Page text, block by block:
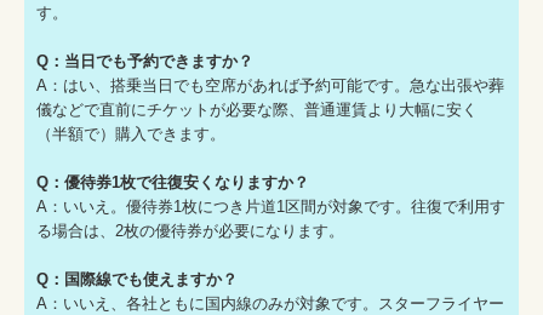
す。
Q：当日でも予約できますか？
A：はい、搭乗当日でも空席があれば予約可能です。急な出張や葬
儀などで直前にチケットが必要な際、普通運賃より大幅に安く
（半額で）購入できます。
Q：優待券1枚で往復安くなりますか？
A：いいえ。優待券1枚につき片道1区間が対象です。往復で利用す
る場合は、2枚の優待券が必要になります。
Q：国際線でも使えますか？
A：いいえ、各社ともに国内線のみが対象です。スターフライヤー